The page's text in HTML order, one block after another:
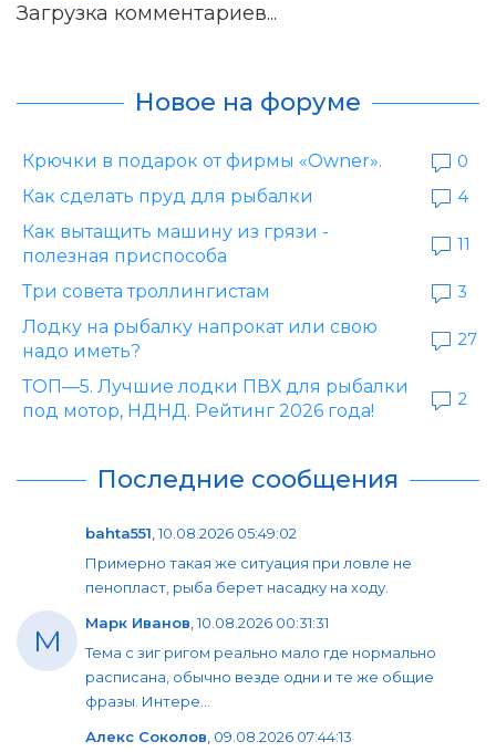
Загрузка комментариев...
Новое на форуме
Крючки в подарок от фирмы «Owner».
0
Как сделать пруд для рыбалки
4
Как вытащить машину из грязи -
полезная приспособа
11
Три совета троллингистам
3
Лодку на рыбалку напрокат или свою
надо иметь?
27
ТОП—5. Лучшие лодки ПВХ для рыбалки
под мотор, НДНД. Рейтинг 2026 года!
2
Последние сообщения
bahta551,10.08.2026 05:49:02
Примерно такая же ситуация при ловле не
пенопласт, рыба берет насадку на ходу.
М Марк Иванов,10.08.2026 00:31:31
Тема с зиг ригом реально мало где нормально
расписана, обычно везде одни и те же общие
фразы. Интере...
Алекс Соколов, 09.08.2026 07:44:13